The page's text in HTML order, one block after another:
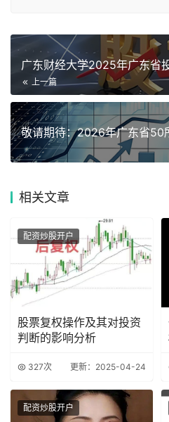
广东财经大学2025年广东省
上一篇
相关文章
配资炒股开户
股票复权操作及其对投资
判断的影响分析
327次 更新：2025-04-24
配资炒股开户